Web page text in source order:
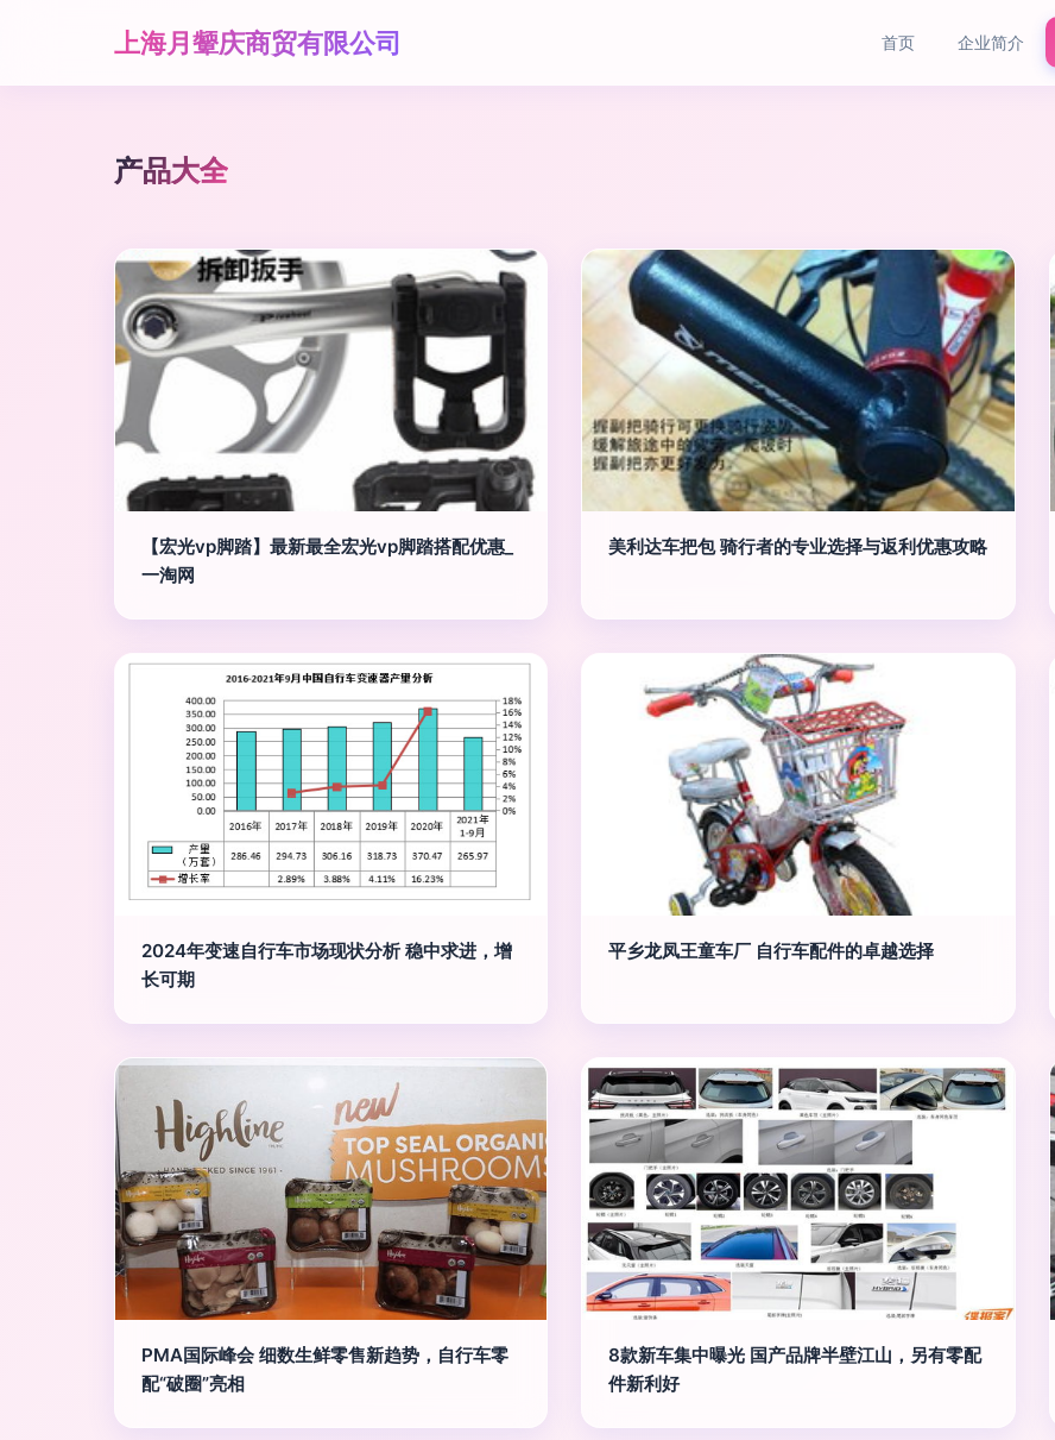
上海月颦庆商贸有限公司 首页 企业简介
产品大全
【宏光vp脚踏】最新最全宏光vp脚踏搭配优惠_
一淘网
美利达车把包 骑行者的专业选择与返利优惠攻略
2024年变速自行车市场现状分析 稳中求进，增
长可期
平乡龙凤王童车厂 自行车配件的卓越选择
PMA国际峰会 细数生鲜零售新趋势，自行车零
配“破圈”亮相
8款新车集中曝光 国产品牌半壁江山，另有零配
件新利好